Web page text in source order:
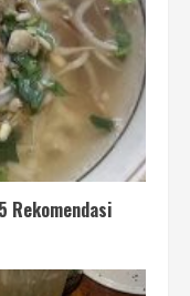
Rekomendasi